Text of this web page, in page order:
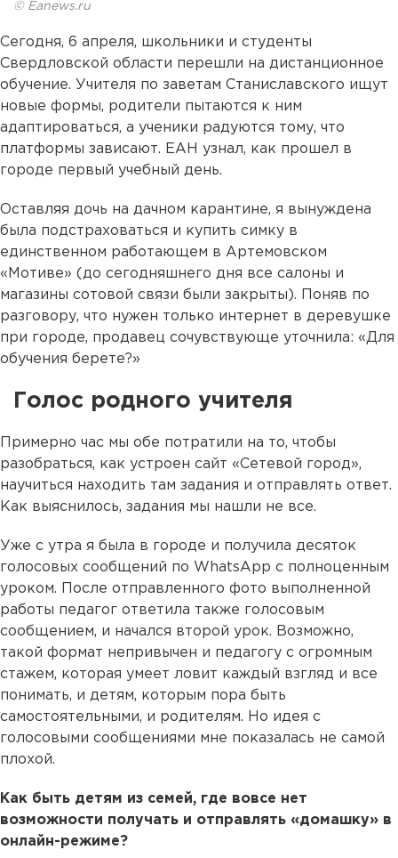
© Eanews.ru
Сегодня, 6 апреля, школьники и студенты
Свердловской области перешли на дистанционное
обучение. Учителя по заветам Станиславского ищут
новые формы, родители пытаются к ним
адаптироваться, а ученики радуются тому, что
платформы зависают. ЕАН узнал, как прошел в
городе первый учебный день.
Оставляя дочь на дачном карантине, я вынуждена
была подстраховаться и купить симку в
единственном работающем в Артемовском
«Мотиве» (до сегодняшнего дня все салоны и
магазины сотовой связи были закрыты). Поняв по
разговору, что нужен только интернет в деревушке
при городе, продавец сочувствующе уточнила: «Для
обучения берете?»
Голос родного учителя
Примерно час мы обе потратили на то, чтобы
разобраться, как устроен сайт «Сетевой город»,
научиться находить там задания и отправлять ответ.
Как выяснилось, задания мы нашли не все.
Уже с утра я была в городе и получила десяток
голосовых сообщений по WhatsApp c полноценным
уроком. После отправленного фото выполненной
работы педагог ответила также голосовым
сообщением, и начался второй урок. Возможно,
такой формат непривычен и педагогу с огромным
стажем, которая умеет ловит каждый взгляд и все
понимать, и детям, которым пора быть
самостоятельными, и родителям. Но идея с
голосовыми сообщениями мне показалась не самой
плохой.
Как быть детям из семей, где вовсе нет
возможности получать и отправлять «домашку» в
онлайн-режиме?